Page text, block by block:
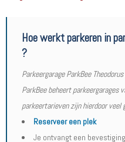
Hoe werkt parkeren in
?
Parkeergarage ParkBee
ParkBee beheert parkeergarages
parkeertarieven zijn hierdoor veel
Reserveer een plek
Je ontvangt een